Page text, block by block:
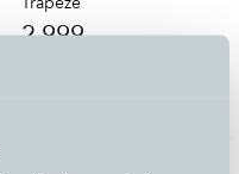
2.999,-